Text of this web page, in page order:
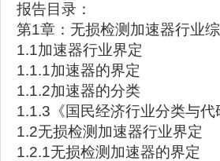
报告目录：
第1章：无损检测加速器行业
1.1加速器行业界定
1.1.1加速器的界定
1.1.2加速器的分类
1.1.3《国民经济行业分类与
1.2无损检测加速器行业界定
1.2.1无损检测加速器的界定